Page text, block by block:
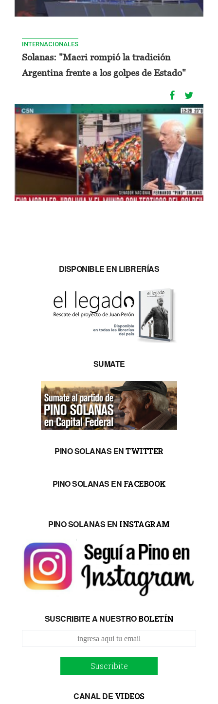
INTERNACIONALES
Solanas: "Macri rompió la tradición
Argentina frente a los golpes de Estado"
DISPONIBLE EN LIBRERÍAS
SUMATE
PINO SOLANAS ENTWITTER
PINO SOLANAS EN FACEBOOK
PINO SOLANAS EN INSTAGRAM
SUSCRIBITE A NUESTROBOLETÍN
Suscribite
CANAL DE VIDEOS